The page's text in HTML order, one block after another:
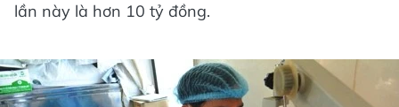
lần này là hơn 10 tỷ đồng.